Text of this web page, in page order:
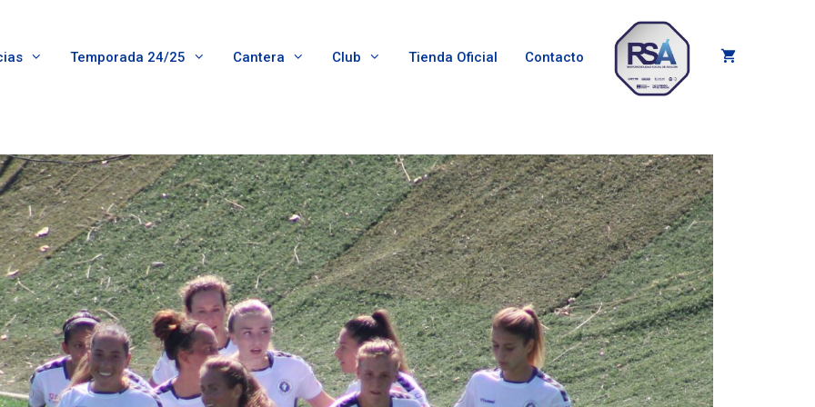
Temporada 24/25 Cantera Club Tienda Oficial Contacto